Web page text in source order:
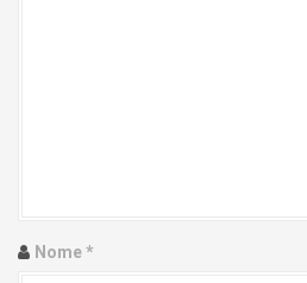
i Nome*